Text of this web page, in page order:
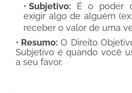
Subjetivo: É o poder
exigir algo de alguém
receber o valor de uma
Resumo: O Direito
Subjetivo é quando você
a seu favor.